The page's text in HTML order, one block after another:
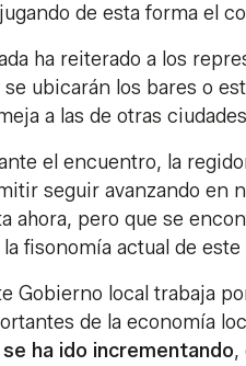
de esta forma el
ha reiterado a los
se ubicarán los bares o
a las de otras
el encuentro, la
seguir avanzando en
ahora, pero que se
fisonomía actual de
Gobierno local trabaja
de la economía
se ha ido incrementando,